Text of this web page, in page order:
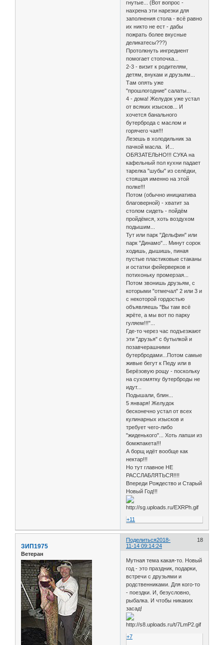
гнутые... (Вот вопрос -
нахрена эти нарезки для
заполнения стола - всё равно
их никто не ест - дабы
пожрать более вкусные
деликатесы???)
Протолкнуть ингредиент
помогает стопочка...
2-3 - визит к родителям,
детям, внукам и друзьям...
Там опять уже
"прошлогодние" салаты...
4 - дома! Желудок уже устал
от всяких изысков... И
хочется банального
бутерброда с маслом и
горячего чая!!!
Лезешь в холодильник за
пачкой масла. И...
ОБЯЗАТЕЛЬНО!!! СУКА на
кафельный пол кухни падает
тарелка "шубы" из селёдки,
стоящая именно на этой
полке!!!
Потом (обычно инициатива
благоверной) - хватит за
столом сидеть - пойдём
пройдёмся, хоть воздухом
подышим...
Тут или парк "Дельфин" или
парк "Динамо"... Минут сорок
ходишь, дышишь, пиная
пустые пластиковые стаканы
и остатки фейерверков и
потихоньку промерзая...
Потом звонишь друзьям, с
которыми "отмечал" 2 или 3 и
с некоторой гордостью
объявляешь "Вы там всё
жрёте, а мы вот по парку
гуляем!!!"...
Где-то через час подъезжают
эти "друзья" с бутылкой и
позавчерашними
бутербродами...Потом самые
живые бегут к Педу или в
Берёзовую рощу - поскольку
на сухомятку бутерброды не
идут...
Подышали, блин...
5 января! Желудок
бесконечно устал от всех
кулинарных изысков и
требует чего-либо
"жиденького"... Хоть лапши из
бомжпакета!!!
А борщ идёт вообще как
нектар!!!
Но тут главное НЕ
РАССЛАБЛЯТЬСЯ!!!!
Впереди Рождество и Старый
Новый Год!!!
+11
Поделиться 18
2018-
11-14 09:14:24
ЗИП1975
Ветеран
Мутная тема какая-то. Новый
год - это праздник, подарки,
встречи с друзьями и
родственниками. Для кого-то
- поездки. И, безусловно,
рыбалка. И чтобы никаких
засад!
+7